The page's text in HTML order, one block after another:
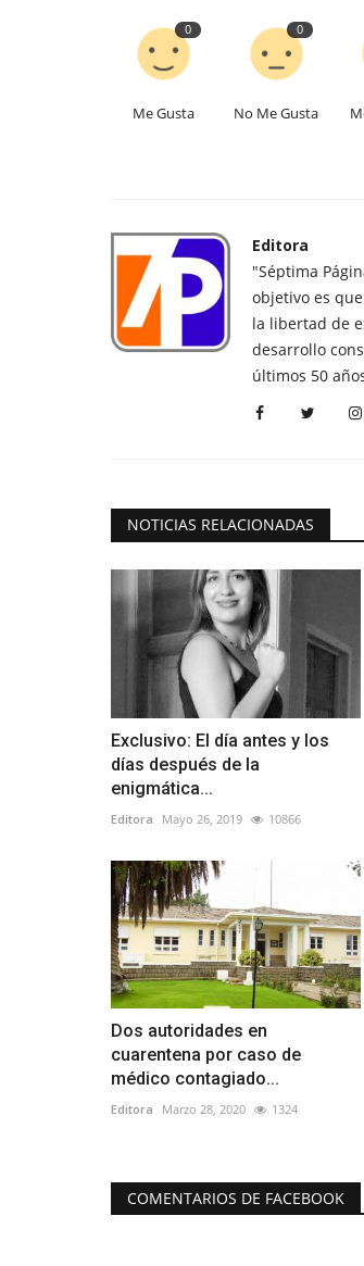
0
Me Gusta
0
No Me Gusta
Editora
"Séptima
objetivo es
la libertad de
desarrollo
últimos 50
NOTICIAS RELACIONADAS
Exclusivo: El día antes y los
días después de la
enigmática...
Editora Mayo 26, 2019 10866
Dos autoridades en
cuarentena por caso de
médico contagiado...
Editora Marzo 28, 2020 1324
COMENTARIOS DE FACEBOOK